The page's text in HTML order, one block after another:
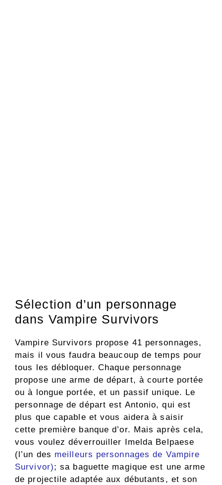
Sélection d’un personnage
dans Vampire Survivors
Vampire Survivors propose 41 personnages,
mais il vous faudra beaucoup de temps pour
tous les débloquer. Chaque personnage
propose une arme de départ, à courte portée
ou à longue portée, et un passif unique. Le
personnage de départ est Antonio, qui est
plus que capable et vous aidera à saisir
cette première banque d’or. Mais après cela,
vous voulez déverrouiller Imelda Belpaese
(l’un des meilleurs personnages de Vampire
Survivor); sa baguette magique est une arme
de projectile adaptée aux débutants, et son